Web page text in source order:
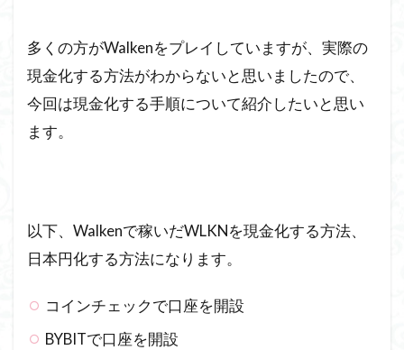
多くの方がWalkenをプレイしていますが、実際の
現金化する方法がわからないと思いましたので、
今回は現金化する手順について紹介したいと思い
ます。
以下、Walkenで稼いだWLKNを現金化する方法、
日本円化する方法になります。
コインチェックで口座を開設
BYBITで口座を開設